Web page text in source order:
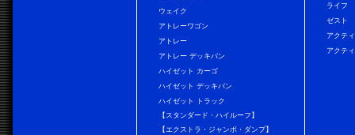
ウェイク
アトレーワゴン
アトレー
アトレー デッキバン
ハイゼット カーゴ
ハイゼット デッキバン
ハイゼット トラック
【スタンダード・ハイルーフ】
【エクストラ・ジャンボ・ダンプ】
ライフ
ゼスト
アクテ
アクテ